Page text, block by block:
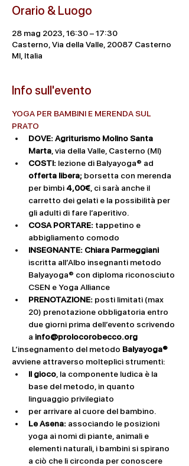
Orario & Luogo
28 mag 2023, 16:30 – 17:30
Casterno, Via della Valle, 20087 Casterno
MI, Italia
Info sull'evento
YOGA PER BAMBINI E MERENDA SUL
PRATO
DOVE: Agriturismo Molino Santa
Marta , via della Valle, Casterno (MI)
COSTI: lezione di Balyayoga® ad
offerta libera; borsetta con merenda
per bimbi 4,00€ , ci sarà anche il
carretto dei gelati e la possibilità per
gli adulti di fare l’aperitivo.
COSA PORTARE: tappetino e
abbigliamento comodo
INSEGNANTE: Chiara Parmeggiani
iscritta all’Albo insegnanti metodo
Balyayoga® con diploma riconosciuto
CSEN e Yoga Alliance
PRENOTAZIONE: posti limitati (max
20) prenotazione obbligatoria entro
due giorni prima dell’evento scrivendo
a info@prolocorobecco.org
L’insegnamento del metodo Balyayoga®
avviene attraverso molteplici strumenti:
Il gioco , la componente ludica è la
base del metodo, in quanto
linguaggio privilegiato
per arrivare al cuore del bambino.
Le Asena: associando le posizioni
yoga ai nomi di piante, animali e
elementi naturali, i bambini si spirano
a ciò che li circonda per conoscere